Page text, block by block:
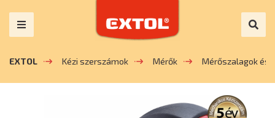
EXTOL Kézi szerszámok Mérők Mérőszalagok és